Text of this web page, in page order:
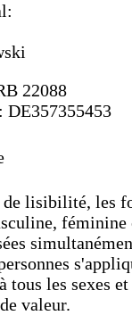
22088
DE357355453
de lisibilité, les
tous les sexes
valeur.